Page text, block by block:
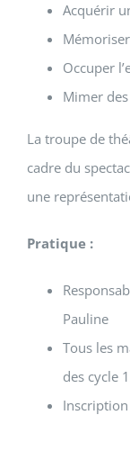
Acquérir
Occuper
Mimer
La troupe de
cadre du
une
Pratique :
Pauline
Tous les
des cycle
Inscription